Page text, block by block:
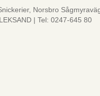
Norsbro
LEKSAND | Tel: 0247-645 80